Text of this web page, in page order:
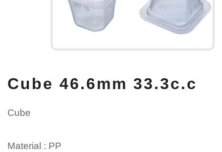
Cube 46.6mm 33.3c.c
Cube
Material : PP